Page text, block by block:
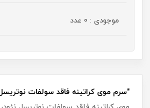
موجودی : 0 عدد
"سرم موی کراتینه فاقد سولفات